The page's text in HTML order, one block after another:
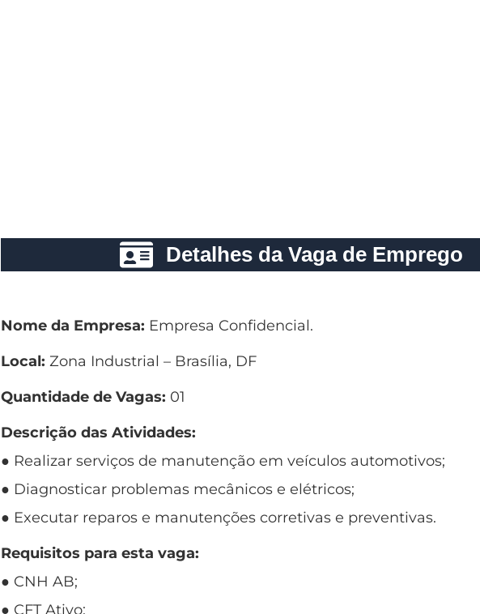
Detalhes da Vaga de Emprego
Nome da Empresa: Empresa Confidencial.
Local: Zona Industrial – Brasília, DF
Quantidade de Vagas: 01
Descrição das Atividades:
● Realizar serviços de manutenção em veículos automotivos;
● Diagnosticar problemas mecânicos e elétricos;
● Executar reparos e manutenções corretivas e preventivas.
Requisitos para esta vaga:
● CNH AB;
● CFT Ativo;